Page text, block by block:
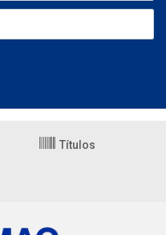
Títulos